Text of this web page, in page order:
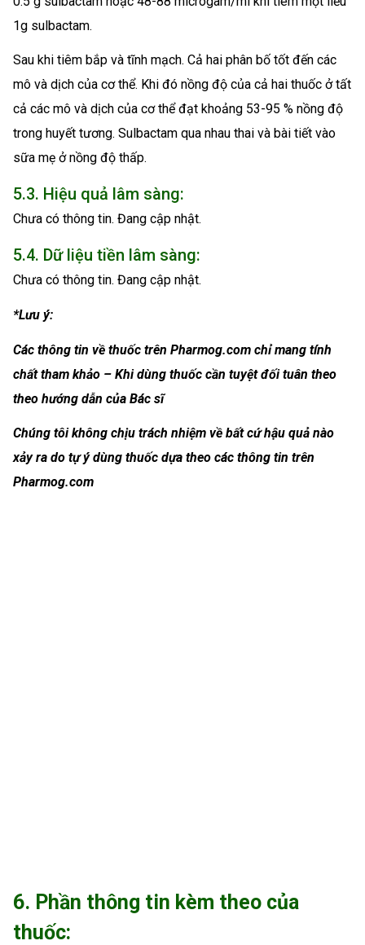
1g sulbactam.
Sau khi tiêm bắp và tĩnh mạch. Cả hai phân bố tốt đến các
mô và dịch của cơ thể. Khi đó nồng độ của cả hai thuốc ở tất
cả các mô và dịch của cơ thể đạt khoảng 53-95 % nồng độ
trong huyết tương. Sulbactam qua nhau thai và bài tiết vào
sữa mẹ ở nồng độ thấp.
5.3. Hiệu quả lâm sàng:
Chưa có thông tin. Đang cập nhật.
5.4. Dữ liệu tiền lâm sàng:
Chưa có thông tin. Đang cập nhật.
*Lưu ý:
Các thông tin về thuốc trên Pharmog.com chỉ mang tính
chất tham khảo – Khi dùng thuốc cần tuyệt đối tuân theo
theo hướng dẫn của Bác sĩ
Chúng tôi không chịu trách nhiệm về bất cứ hậu quả nào
xảy ra do tự ý dùng thuốc dựa theo các thông tin trên
Pharmog.com
6. Phần thông tin kèm theo của
thuốc: